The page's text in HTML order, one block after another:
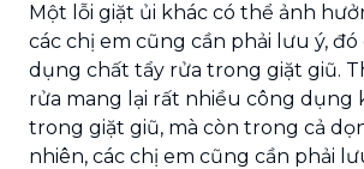
Một lỗi giặt ủi khác có thể ảnh
các chị em cũng cần phải lưu ý,
dụng chất tẩy rửa trong giặt giũ.
rửa mang lại rất nhiều công dụng
trong giặt giũ, mà còn trong cả
nhiên, các chị em cũng cần phải